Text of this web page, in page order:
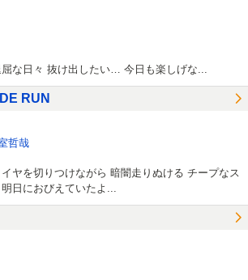
な日々 抜け出したい… 今日も楽しげな...
RUN
哲哉
ヤを切りつけながら 暗闇走りぬける チープなス
日におびえていたよ...